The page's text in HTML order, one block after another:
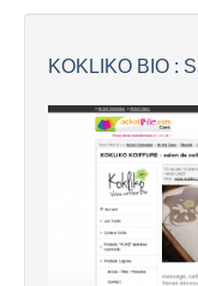
KOKLIKO BIO :